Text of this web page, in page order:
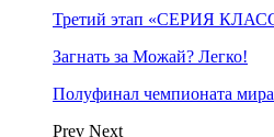
Третий этап «СЕРИЯ
Загнать за Можай? Легко!
Полуфинал чемпионата
Prev Next